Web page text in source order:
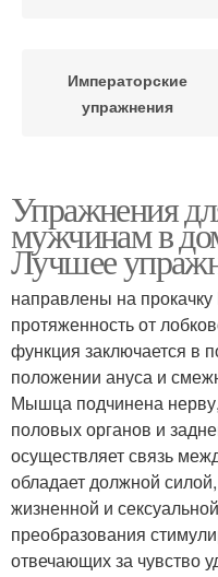
Императорские
упражнения
простаты
Упражнения для
повышения
Упражнения при
аденоме
Эффективные
Упражнения
мужчинам в
Лучшее
направлены на
протяженность от
функция заключается в
положении ануса и
Мышца подчинена
половых органов и
осуществляет связь
обладает должной
жизненной и
преобразования
отвечающих за чувство